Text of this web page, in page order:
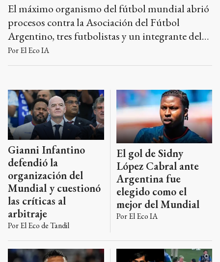
El máximo organismo del fútbol mundial abrió
procesos contra la Asociación del Fútbol
Argentino, tres futbolistas y un integrante del
cuerpo técnico por diversos hechos ocurridos
durante el Mundial.
PorEl Eco IA
Gianni Infantino
defendió la
organización del
Mundial y cuestionó
las críticas al
arbitraje
PorEl Eco de Tandil
El gol de Sidny
López Cabral ante
Argentina fue
elegido como el
mejor del Mundial
PorEl Eco IA